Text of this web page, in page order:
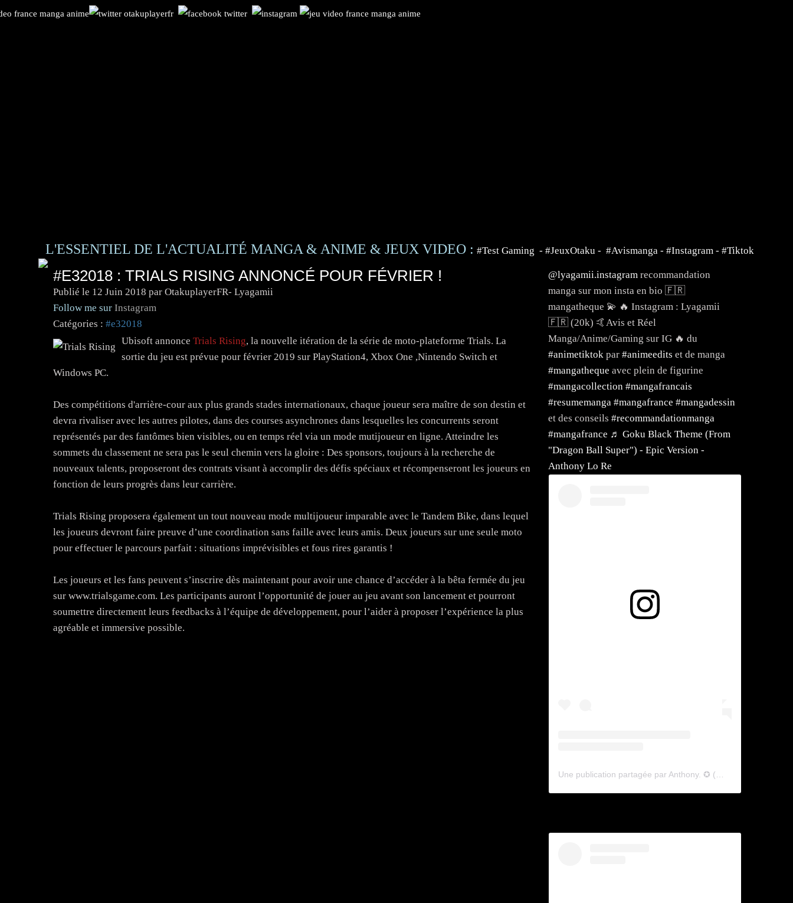
L'ESSENTIEL DE L'ACTUALITÉ MANGA & ANIME & JEUX VIDEO : #Test Gaming - #JeuxOtaku - #Avismanga - #Instagram - #Tiktok
#E32018 : TRIALS RISING ANNONCÉ POUR FÉVRIER !
Publié le 12 Juin 2018 par OtakuplayerFR- Lyagamii
Follow me sur Instagram
Catégories : #e32018
Ubisoft annonce Trials Rising, la nouvelle itération de la série de moto-plateforme Trials. La
sortie du jeu est prévue pour février 2019 sur PlayStation4, Xbox One ,Nintendo Switch et
Windows PC.
Des compétitions d'arrière-cour aux plus grands stades internationaux, chaque joueur sera maître de son destin et
devra rivaliser avec les autres pilotes, dans des courses asynchrones dans lesquelles les concurrents seront
représentés par des fantômes bien visibles, ou en temps réel via un mode mutijoueur en ligne. Atteindre les
sommets du classement ne sera pas le seul chemin vers la gloire : Des sponsors, toujours à la recherche de
nouveaux talents, proposeront des contrats visant à accomplir des défis spéciaux et récompenseront les joueurs en
fonction de leurs progrès dans leur carrière.
Trials Rising proposera également un tout nouveau mode multijoueur imparable avec le Tandem Bike, dans lequel
les joueurs devront faire preuve d’une coordination sans faille avec leurs amis. Deux joueurs sur une seule moto
pour effectuer le parcours parfait : situations imprévisibles et fous rires garantis !
Les joueurs et les fans peuvent s’inscrire dès maintenant pour avoir une chance d’accéder à la bêta fermée du jeu
sur www.trialsgame.com. Les participants auront l’opportunité de jouer au jeu avant son lancement et pourront
soumettre directement leurs feedbacks à l’équipe de développement, pour l’aider à proposer l’expérience la plus
agréable et immersive possible.
@lyagamii.instagram recommandation
manga sur mon insta en bio 🇫🇷
mangatheque 💫 🔥 Instagram : Lyagamii
🇫🇷 (20k) 🤙Avis et Réel
Manga/Anime/Gaming sur IG 🔥 du
#animetiktok par #animeedits et de manga
#mangatheque avec plein de figurine
#mangacollection #mangafrancais
#resumemanga #mangafrance #mangadessin
et des conseils #recommandationmanga
#mangafrance ♬ Goku Black Theme (From
"Dragon Ball Super") - Epic Version -
Anthony Lo Re